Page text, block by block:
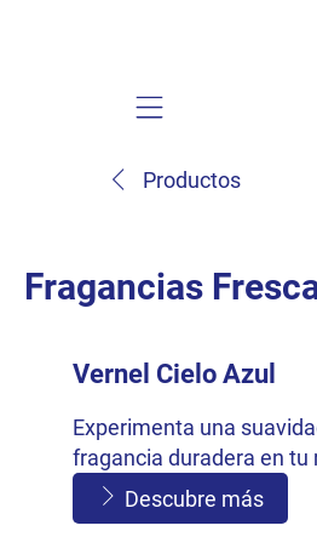
Mobile navigation
Productos
Fragancias
Vernel Cielo Azul
Experimenta una
fragancia duradera en tu
Descubre más